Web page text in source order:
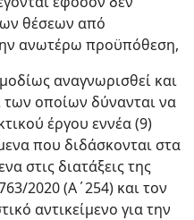
θέσεων από
ανωτέρω προϋπόθεση,
αναγνωρισθεί και
των οποίων δύνανται να
έργου εννέα (9)
που διδάσκονται στα
στις διατάξεις της
2020 (Α΄254) και τον
αντικείμενο για την